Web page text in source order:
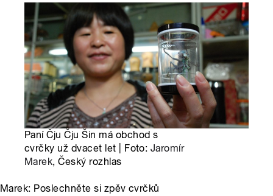
Paní Čju Čju Šin má obchod s
cvrčky už dvacet let | Foto: Jaromír
Marek, Český rozhlas
Marek: Poslechněte si zpěv cvrčků